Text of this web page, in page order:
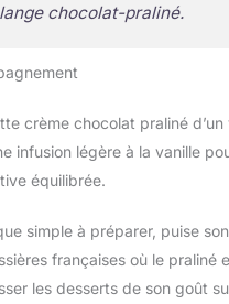
chocolat-praliné.
crème chocolat praliné d’un
infusion légère à la vanille
équilibrée.
simple à préparer, puise
françaises où le praliné
les desserts de son goût